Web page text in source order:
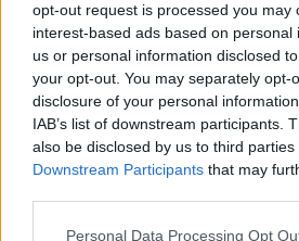
opt-out request is processed you may
interest-based ads based on personal
us or personal information disclosed
your opt-out. You may separately opt-
disclosure of your personal
IAB’s list of downstream participants.
also be disclosed by us to third parties
Downstream Participants that may
Please note that this website/app
Personal Data Processing Opt
I nostri cari
I nostri cari